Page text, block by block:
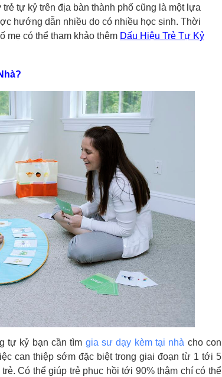
tự kỷ trên địa bàn thành phố cũng là một lựa
hướng dẫn nhiều do có nhiều học sinh. Thời
mẹ có thể tham khảo thêm Dấu Hiệu Trẻ Tự Kỷ
tự kỷ bạn cần tìm gia sư dạy kèm tại nhà cho con
can thiệp sớm đặc biệt trong giai đoạn từ 1 tới 5
Có thể giúp trẻ phục hồi tới 90% thậm chí có thể